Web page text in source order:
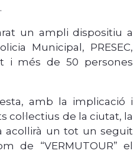
un ampli dispositiu a
Municipal, PRESEC,
i més de 50 persones
amb la implicació i
col·lectius de la ciutat, la
acollirà un tot un seguit
de “VERMUTOUR” el